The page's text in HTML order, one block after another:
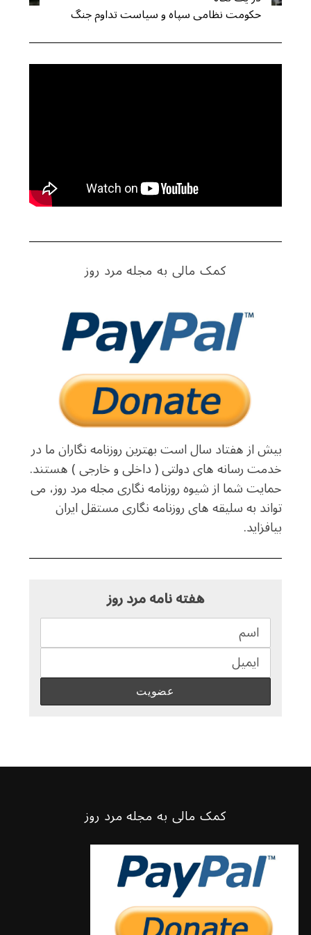
حکومت نظامی سپاه و سیاست تداوم جنگ
کمک مالی به مجله مرد روز
بیش از هفتاد سال است بهترین روزنامه نگاران ما در
خدمت رسانه های دولتی ( داخلی و خارجی ) هستند.
حمایت شما از شیوه روزنامه نگاری مجله مرد روز، می
تواند به سلیقه های روزنامه نگاری مستقل ایران
بیافزاید.
هفته نامه مرد روز
کمک مالی به مجله مرد روز